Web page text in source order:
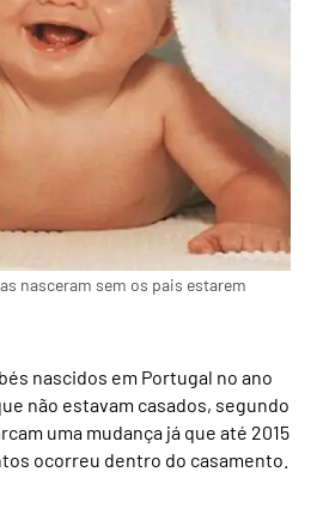
nasceram sem os pais estarem
nascidos em Portugal no ano
não estavam casados, segundo
uma mudança já que até 2015
ocorreu dentro do casamento.